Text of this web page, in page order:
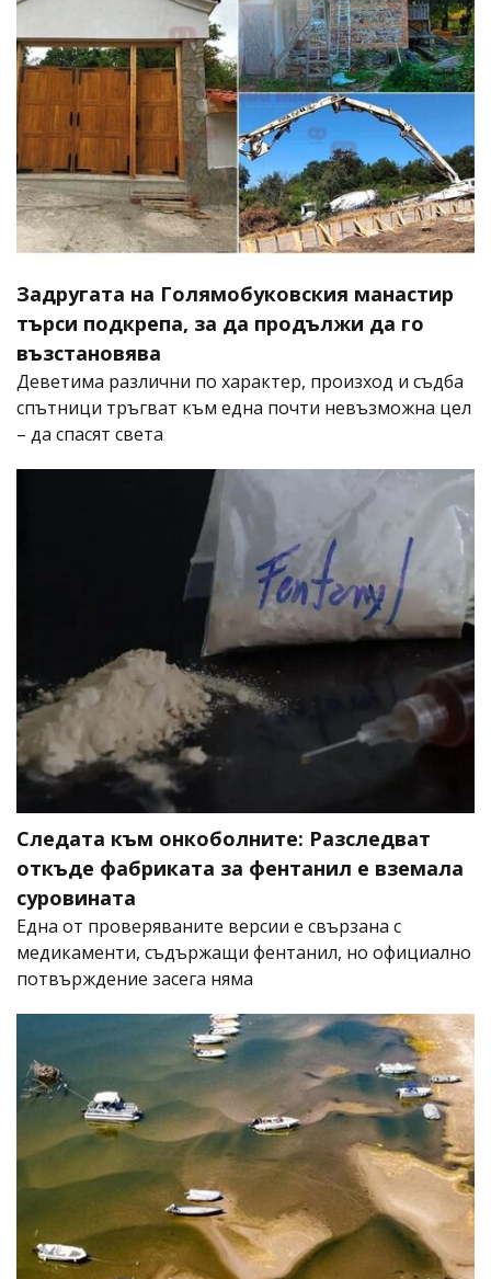
Задругата на Голямобуковския манастир
търси подкрепа, за да продължи да го
възстановява
Деветима различни по характер, произход и съдба
спътници тръгват към една почти невъзможна цел
– да спасят света
Следата към онкоболните: Разследват
откъде фабриката за фентанил е вземала
суровината
Една от проверяваните версии е свързана с
медикаменти, съдържащи фентанил, но официално
потвърждение засега няма